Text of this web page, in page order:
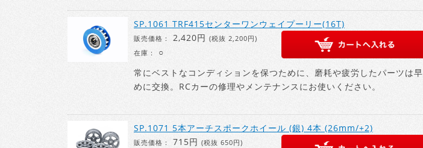
SP.1061 TRF415センターワンウェイプーリー(16T)
販売価格： 2,420円 (税抜 2,200円)
在庫：
○
常にベストなコンディションを保つために、磨耗や疲労したパーツは早
めに交換。RCカーの修理やメンテナンスにお使いください。
SP.1071 5本アーチスポークホイール (銀) 4本 (26mm/+2)
販売価格： 715円 (税抜 650円)